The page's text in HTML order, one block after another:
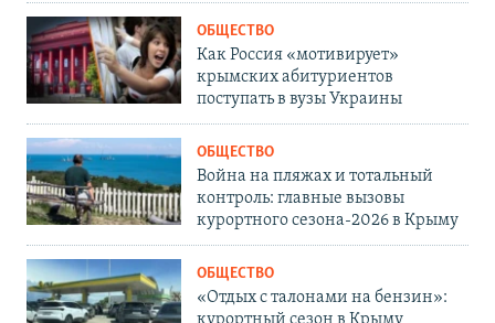
ОБЩЕСТВО
Как Россия «мотивирует»
крымских абитуриентов
поступать в вузы Украины
ОБЩЕСТВО
Война на пляжах и тотальный
контроль: главные вызовы
курортного сезона-2026 в Крыму
ОБЩЕСТВО
«Отдых с талонами на бензин»: